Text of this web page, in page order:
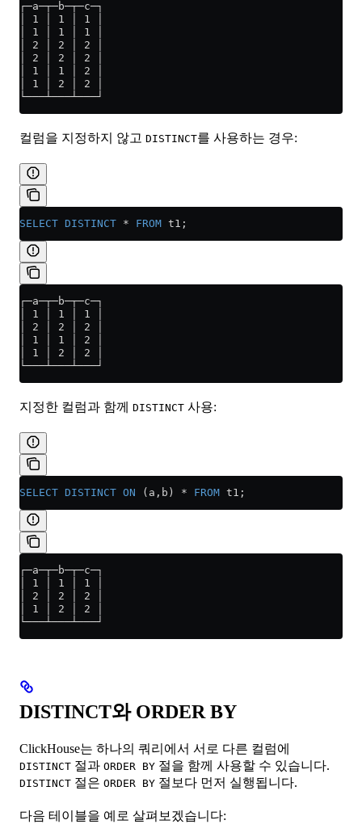
┌─a─┬─b─┬─c─┐
│ 1 │ 1 │ 1 │
│ 1 │ 1 │ 1 │
│ 2 │ 2 │ 2 │
│ 2 │ 2 │ 2 │
│ 1 │ 1 │ 2 │
│ 1 │ 2 │ 2 │
└───┴───┴───┘
컬럼을 지정하지 않고 DISTINCT를 사용하는 경우:
SELECT DISTINCT * FROM t1;
┌─a─┬─b─┬─c─┐
│ 1 │ 1 │ 1 │
│ 2 │ 2 │ 2 │
│ 1 │ 1 │ 2 │
│ 1 │ 2 │ 2 │
└───┴───┴───┘
지정한 컬럼과 함께 DISTINCT 사용:
SELECT DISTINCT ON (a,b) * FROM t1;
┌─a─┬─b─┬─c─┐
│ 1 │ 1 │ 1 │
│ 2 │ 2 │ 2 │
│ 1 │ 2 │ 2 │
└───┴───┴───┘
DISTINCT와 ORDER BY
ClickHouse는 하나의 쿼리에서 서로 다른 컬럼에
DISTINCT 절과 ORDER BY 절을 함께 사용할 수 있습니다.
DISTINCT 절은 ORDER BY 절보다 먼저 실행됩니다.
다음 테이블을 예로 살펴보겠습니다: